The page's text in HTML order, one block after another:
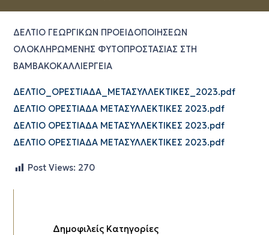
ΔΕΛΤΙΟ ΓΕΩΡΓΙΚΩΝ ΠΡΟΕΙΔΟΠΟΙΗΣΕΩΝ
ΟΛΟΚΛΗΡΩΜΕΝΗΣ ΦΥΤΟΠΡΟΣΤΑΣΙΑΣ ΣΤΗ
ΒΑΜΒΑΚΟΚΑΛΛΙΕΡΓΕΙΑ
ΔΕΛΤΙΟ_ΟΡΕΣΤΙΑΔΑ_ΜΕΤΑΣΥΛΛΕΚΤΙΚΕΣ_2023.pdf
ΔΕΛΤΙΟ ΟΡΕΣΤΙΑΔΑ ΜΕΤΑΣΥΛΛΕΚΤΙΚΕΣ 2023.pdf
ΔΕΛΤΙΟ ΟΡΕΣΤΙΑΔΑ ΜΕΤΑΣΥΛΛΕΚΤΙΚΕΣ 2023.pdf
ΔΕΛΤΙΟ ΟΡΕΣΤΙΑΔΑ ΜΕΤΑΣΥΛΛΕΚΤΙΚΕΣ 2023.pdf
Post Views: 270
Δημοφιλείς Κατηγορίες